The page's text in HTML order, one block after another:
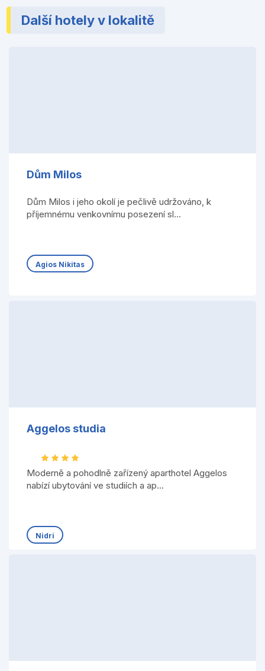
Další hotely v lokalitě
Dům Milos
Dům Milos i jeho okolí je pečlivě udržováno, k
příjemnému venkovnímu posezení sl...
Agios Nikitas
Aggelos studia
Moderně a pohodlně zařízený aparthotel Aggelos
nabízí ubytování ve studiích a ap...
Nidri